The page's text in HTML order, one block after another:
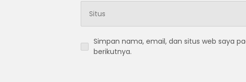
Simpan nama, email, dan situs web saya
berikutnya.